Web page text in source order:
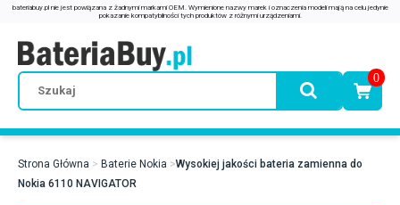
0
Strona Główna Baterie Nokia
Wysokiej jakości bateria zamienna do
Nokia 6110 NAVIGATOR